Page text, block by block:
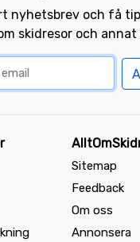
nyhetsbrev och få
skidresor och
Sitemap
Feedback
Om oss
Annonsera